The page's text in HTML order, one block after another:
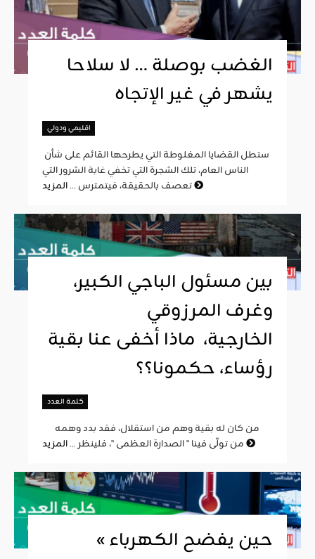
الغضب بوصلة … لا سلاحا
يشهر في غير الإتجاه
اقليمي ودولي
الناس العام، تلك الشجرة التي تخفي غابة الشرور التي
تعصف بالحقيقة، فيتمترس ...
بين مسئول الباجي الكبير،
وغرف المرزوقي
الخارجية، ماذا أخفى عنا بقية
رؤساء، حكمونا؟؟
كلمة العدد
من تولّى فينا " الصدارة العظمى "، فلينظر ...
« حين يفضح الكهرباء